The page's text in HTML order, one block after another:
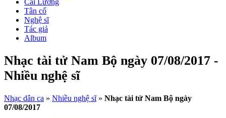
Cải Lương
Tân cổ
Nghệ sĩ
Tác giả
Album
Nhạc tài tử Nam Bộ ngày 07/08/2017 -
Nhiều nghệ sĩ
Nhạc dân ca » Nhiều nghệ sĩ» Nhạc tài tử Nam Bộ ngày
07/08/2017